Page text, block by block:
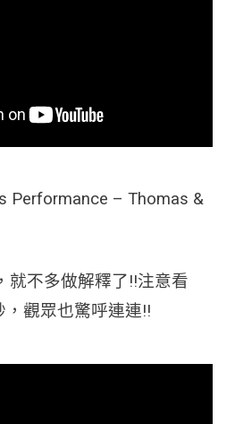
Performance – Thomas &
就不多做解釋了!!注意看
，觀眾也驚呼連連!!